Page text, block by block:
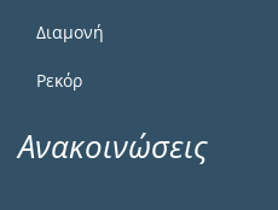
Διαμονή
Ρεκόρ
Ανακοινώσεις